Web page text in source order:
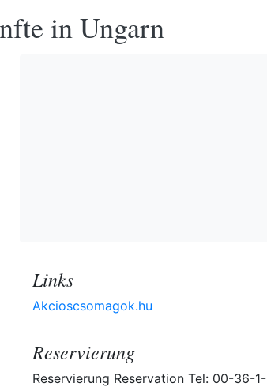
in Ungarn
Links
Akcioscsomagok.hu
Reservierung
Reservierung Reservation Tel: 00-36-1-